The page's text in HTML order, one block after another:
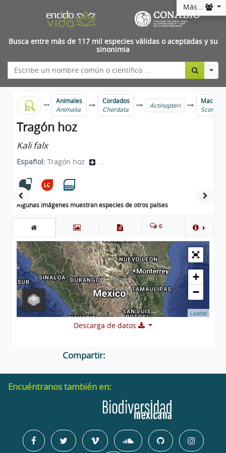
Más...
Busca entre más de 117 mil especies válidas o aceptadas y su
sinonimia
Animales
Animalia
Cordados
Chordata
Actinopteri
Tragón hoz
Kali falx
Español: Tragón hoz ...
Algunas imágenes muestran especies de otros países
0
+
−
Leaflet
Descarga de datos
Compartir:
Encuéntranos también en: